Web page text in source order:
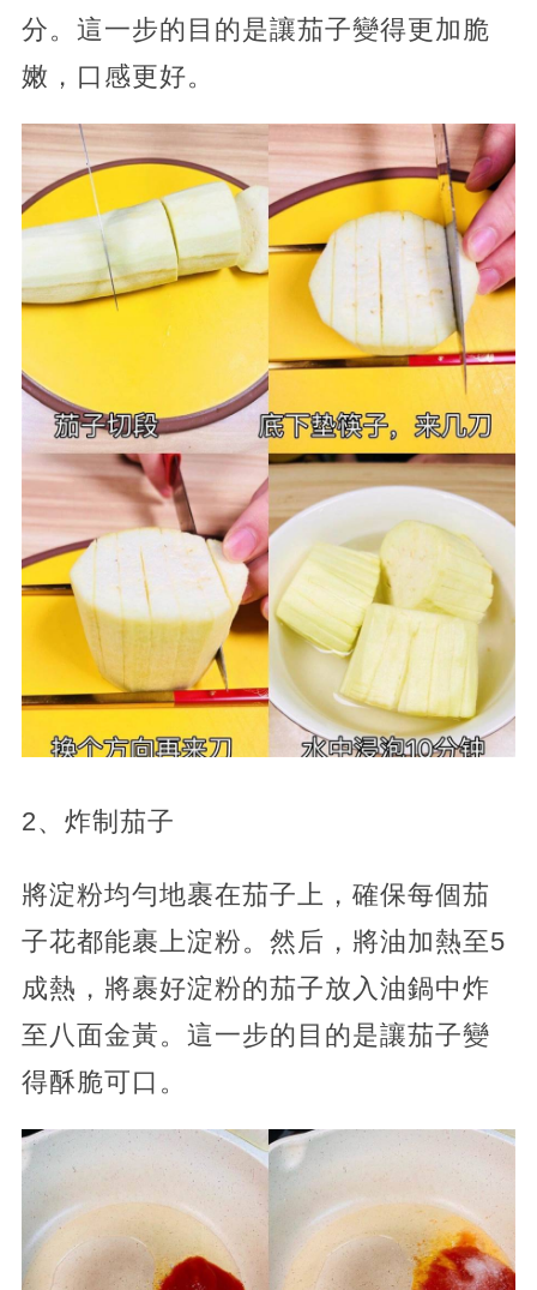
分。這一步的目的是讓茄子變得更加脆
嫩，口感更好。
2、炸制茄子
將淀粉均勻地裹在茄子上，確保每個茄
子花都能裹上淀粉。然后，將油加熱至5
成熱，將裹好淀粉的茄子放入油鍋中炸
至八面金黃。這一步的目的是讓茄子變
得酥脆可口。